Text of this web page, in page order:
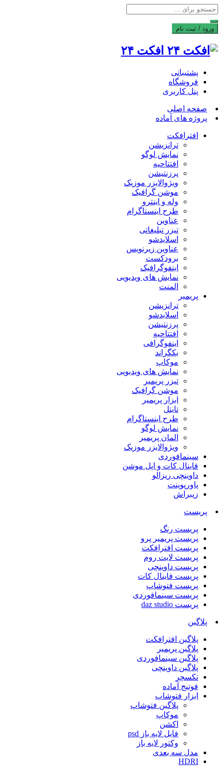
ورود / ثبت نام
افکت ۲۴
پشتیبانی
فروشگاه
پنل کاربری
صفحه اصلی
پروژه های آماده
افترافکت
ترانزیشن
نمایش لوگو
افتتاحیه
پرزنتیشن
ویژوالایزر موزیک
موشن گرافیک
وله و اینترو
طرح اینستاگرام
عناوین
تیزر تبلیغاتی
اسلایدشو
عناوین زیرنویس
برودکست
اینفوگرافیک
نمایش های ویدیویی
المنت
پریمیر
ترانزیشن
اسلایدشو
پرزنتیشن
افتتاحیه
اینفوگرافی
بکگراند
موکاپ
نمایش های ویدیویی
تیزر پریمیر
موشن گرافیک
ابزار پریمیر
تایتل
طرح اینستاگرام
نمایش لوگو
المان پریمیر
ویژوالایزر موزیک
سینمافوردی
فاینال کات و اپل موشن
داوینچی ریزالو
پاورپوینت
زیبراش
پریست
پریست رنگ
پریست پریمیر پرو
پریست افترافکت
پریست لایت روم
پریست داوینچی
پریست فاینال کات
پریست فتوشاپ
پریست سینمافوردی
پریست daz studio
پلاگین
پلاگین افترافکت
پلاگین پریمیر
پلاگین سینمافوردی
پلاگین داوینچی
تکسچر
فوتیج آماده
ابزار فتوشاپ
پلاگین فتوشاپ
موکاپ
اکشن
فایل لایه باز psd
وکتور لایه باز
مدل سه بعدی
HDRI